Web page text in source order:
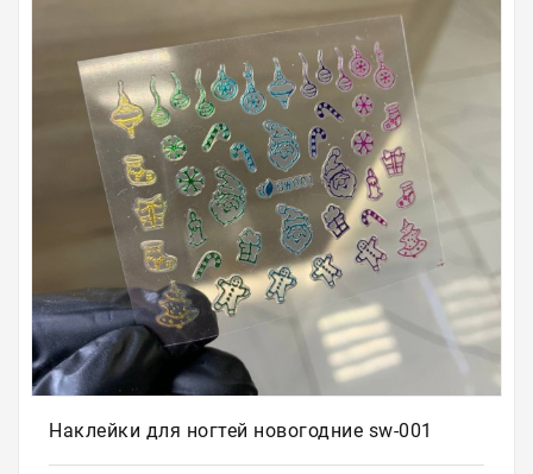
депиляции
Электрооборудование
Парафинотерапия
Для
био
тату
Подарочные
Подарочная
Наклейки для ногтей новогодние sw-001